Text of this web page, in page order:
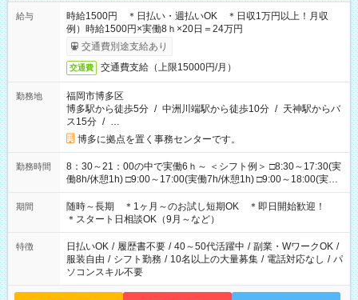
給与
時給1500円 ＊日払い・週払いOK ＊日収1万円以上！月収
例）時給1500円×実働8ｈ×20日＝24万円
交通費別途支給あり
交通費 交通費支給（上限15000円/月）
勤務地
福岡市博多区
博多駅から徒歩5分 / 中洲川端駅から徒歩10分 / 天神駅からバ
ス15分 / …
博多に拠点を置く事務センターです。
勤務時間
8：30～21：00の中で実働6ｈ～ ＜シフト例＞ □8:30～17:30(実
働8h/休憩1h) □9:00～17:00(実働7h/休憩1h) □9:00～18:00(実働
8h/休憩1h) □10:00～18:00(実働7h/休憩1h) □10:00～19:00(実働
8h/休憩1h) □11:00～20:00(実働8h/休憩1h) □14:00～21:00(実働
6h/休憩1h) ＊時間固定OK
期間
随時～長期 ＊1ヶ月～のお試し短期OK ＊即日開始歓迎！
＊スタート日相談OK（9月～など）
特徴 日払いOK / 履歴書不要 / 40～50代活躍中 / 副業・WワークOK /
服装自由 / シフト勤務 / 10名以上の大量募集 / 電話対応なし / パ
ソコンスキル不要